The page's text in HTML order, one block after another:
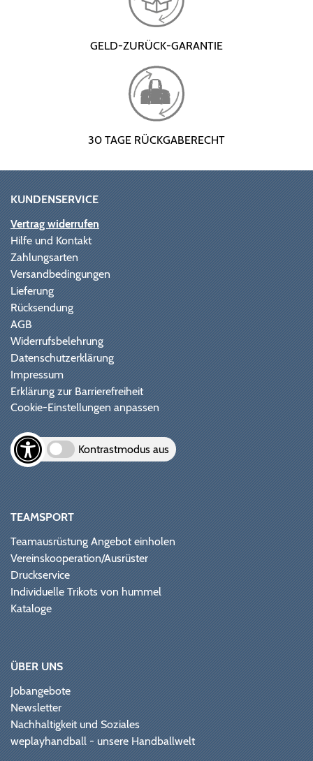
GELD-ZURÜCK-GARANTIE
30 TAGE RÜCKGABERECHT
KUNDENSERVICE
Vertrag widerrufen
Hilfe und Kontakt
Zahlungsarten
Versandbedingungen
Lieferung
Rücksendung
AGB
Widerrufsbelehrung
Datenschutzerklärung
Impressum
Erklärung zur Barrierefreiheit
Cookie-Einstellungen anpassen
Kontrastmodus aus
TEAMSPORT
Teamausrüstung Angebot einholen
Vereinskooperation/Ausrüster
Druckservice
Individuelle Trikots von hummel
Kataloge
ÜBER UNS
Jobangebote
Newsletter
Nachhaltigkeit und Soziales
weplayhandball - unsere Handballwelt